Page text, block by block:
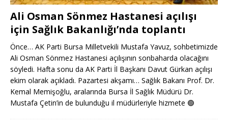
Ali Osman Sönmez Hastanesi açılışı
için Sağlık Bakanlığı’nda toplantı
Önce… AK Parti Bursa Milletvekili Mustafa Yavuz, sohbetimizde
Ali Osman Sönmez Hastanesi açılışının sonbaharda olacağını
söyledi. Hafta sonu da AK Parti İl Başkanı Davut Gürkan açılışı
ekim olarak açıkladı. Pazartesi akşamı… Sağlık Bakanı Prof. Dr.
Kemal Memişoğlu, aralarında Bursa İl Sağlık Müdürü Dr.
Mustafa Çetin’in de bulunduğu il müdürleriyle hizmete 🟢